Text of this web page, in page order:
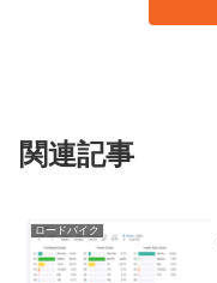
関連記事
ロードバイク